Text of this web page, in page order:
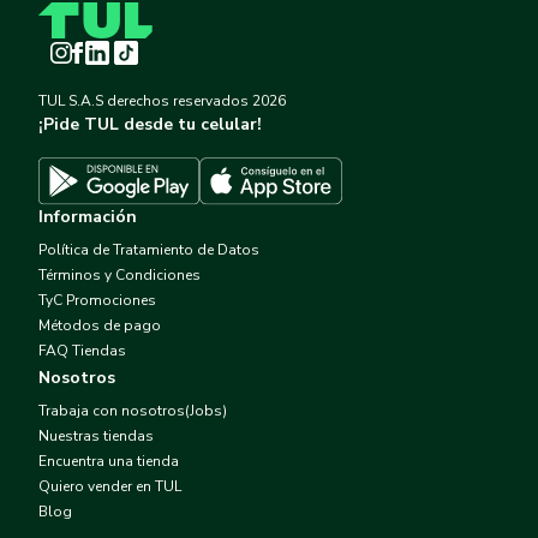
Instagram
Facebook
LinkedInTikTok
TUL S.A.S derechos reservados 2026
¡Pide TUL desde tu celular!
Descargar TUL en Google Play
Información
Política de Tratamiento de Datos
Términos y Condiciones
TyC Promociones
Métodos de pago
FAQ Tiendas
Nosotros
Trabaja con nosotros(Jobs)
Nuestras tiendas
Encuentra una tienda
Quiero vender en TUL
Blog